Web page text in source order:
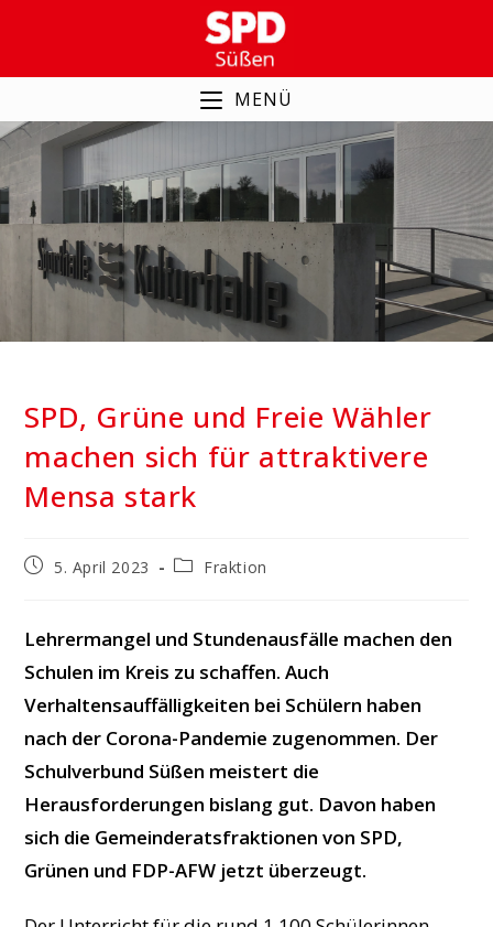
MENÜ
SPD, Grüne und Freie
Wähler machen sich für
attraktivere Mensa stark
SPD, Grüne und Freie Wähler
machen sich für attraktivere
Mensa stark
Beitrag5. April 2023
Beitrags-
Fraktion
Lehrermangel und Stundenausfälle machen den
Schulen im Kreis zu schaffen. Auch
Verhaltensauffälligkeiten bei Schülern haben
nach der Corona-Pandemie zugenommen. Der
Schulverbund Süßen meistert die
Herausforderungen bislang gut. Davon haben
sich die Gemeinderatsfraktionen von SPD,
Grünen und FDP-AFW jetzt überzeugt.